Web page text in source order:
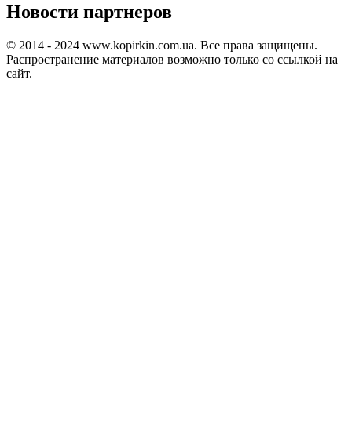
Новости партнеров
© 2014 - 2024 www.kopirkin.com.ua. Все права защищены.
Распространение материалов возможно только со ссылкой на
сайт.